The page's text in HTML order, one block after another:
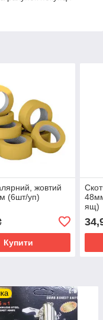
жовтий
(6шт/уп)
Купити
ящ)